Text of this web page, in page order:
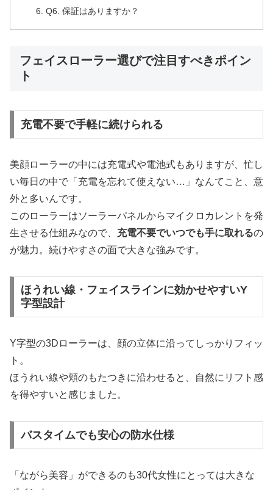
Q6. 保証はありますか？
フェイスローラー選びで注目すべきポイン
ト
充電不要で手軽に続けられる
美顔ローラーの中には充電式や電池式もありますが、忙し
い毎日の中で「充電を忘れて使えない…」なんてこと、意
外と多いんです。
このローラーはソーラーパネルからマイクロカレントを発
生させる仕組みなので、 充電不要でいつでも手に取れるの
が魅力。続けやすさの面で大きな強みです。
ほうれい線・フェイスラインに効かせやすいY
字型設計
Y字型の3Dローラーは、顔の立体に沿ってしっかりフィッ
ト。
ほうれい線や頬のもたつきに沿わせると、自然にリフト感
を得やすいと感じました。
バスタイムでも安心の防水仕様
「ながら美容」ができるのも30代女性にとっては大きな